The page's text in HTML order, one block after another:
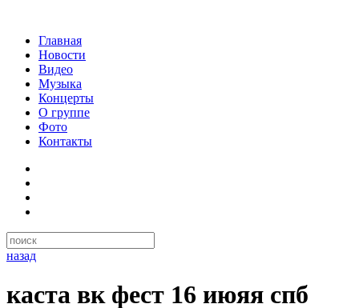
Главная
Новости
Видео
Музыка
Концерты
О группе
Фото
Контакты
назад
каста вк фест 16 июяя спб